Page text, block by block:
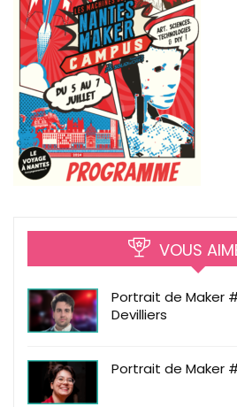
VOUS
Portrait de Maker
Devilliers
Portrait de Maker